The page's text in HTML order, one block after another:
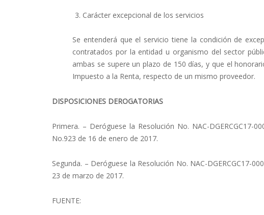
Carácter excepcional de los servicios
Se entenderá que el servicio tiene la condición de
contratados por la entidad u organismo del sector
ambas se supere un plazo de 150 días, y que el
Impuesto a la Renta, respecto de un mismo proveedor.
DISPOSICIONES DEROGATORIAS
Primera. – Deróguese la Resolución No. NAC-DGERCGC17-
No.923 de 16 de enero de 2017.
Segunda. – Deróguese la Resolución No. NAC-DGERCGC17-
23 de marzo de 2017.
FUENTE: